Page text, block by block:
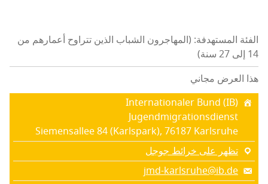
الفئة المستهدفة: (المهاجرون الشباب الذين تتراوح أعمارهم من
14 إلى 27 سنة)
هذا العرض مجاني
Internationaler Bund (IB)
Jugendmigrationsdienst
Siemensallee 84 (Karlspark), 76187 Karlsruhe
تظهر على خرائط جوجل
jmd-karlsruhe@ib.de